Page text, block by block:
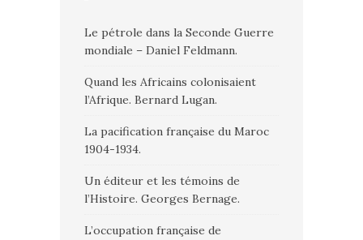
Le pétrole dans la Seconde Guerre
mondiale – Daniel Feldmann.
Quand les Africains colonisaient
l’Afrique. Bernard Lugan.
La pacification française du Maroc
1904-1934.
Un éditeur et les témoins de
l’Histoire. Georges Bernage.
L’occupation française de